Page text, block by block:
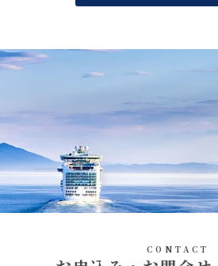
CONTACT